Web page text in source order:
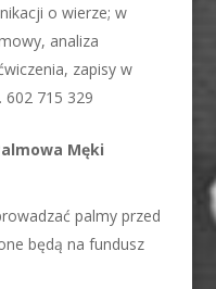
o wierze; w
analiza
zapisy w
715 329
Męki
palmy przed
będą na fundusz